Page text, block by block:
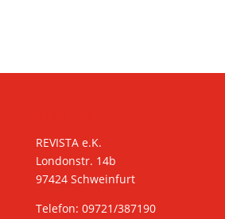
REVISTA e.K.
Londonstr. 14b
97424 Schweinfurt
Telefon: 09721/387190